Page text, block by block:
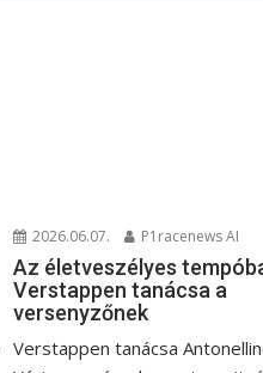
2026.06.07. P1racenews AI
Az életveszélyes
Verstappen tanácsa a
versenyzőnek
Verstappen tanácsa